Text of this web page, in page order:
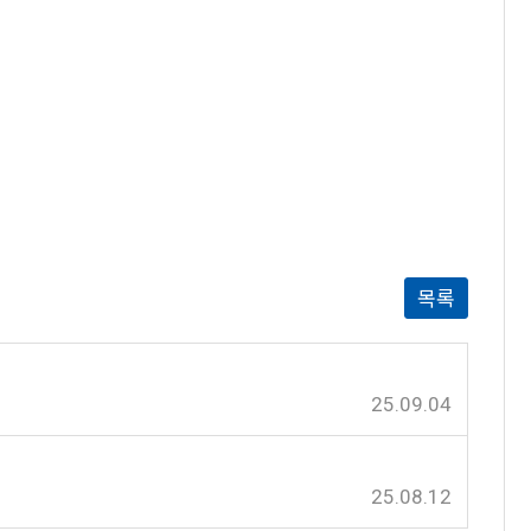
목록
25.09.04
25.08.12